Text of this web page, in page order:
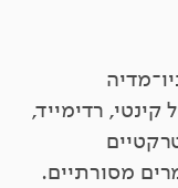
קינטי, רדימייד,
מסורתיים.